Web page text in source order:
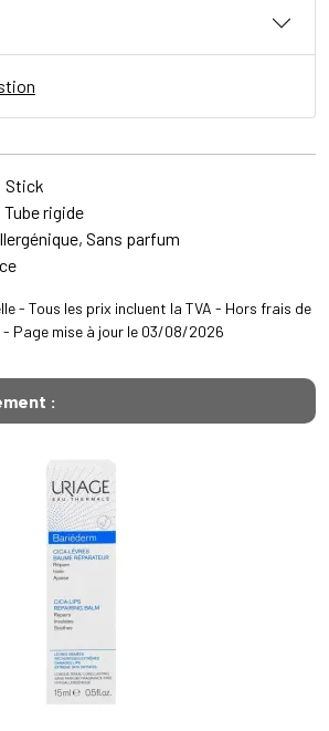
Stick
Tube rigide
Sans parfum
- Tous les prix incluent la TVA - Hors frais de
- Page mise à jour le 03/08/2026
: